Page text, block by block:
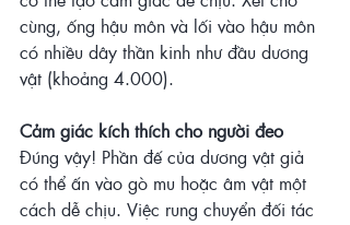
cùng, ống hậu môn và lối vào hậu môn
có nhiều dây thần kinh như đầu dương
vật (khoảng 4.000).
Cảm giác kích thích cho người đeo
Đúng vậy! Phần đế của dương vật giả
có thể ấn vào gò mu hoặc âm vật một
cách dễ chịu. Việc rung chuyển đối tác